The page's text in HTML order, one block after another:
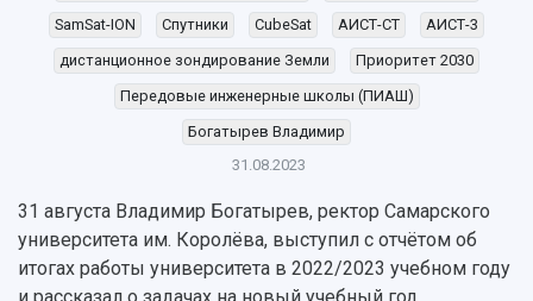
НАЗАД
Об университете
Новости
Образование
Научно-исследовательская деятельность
SamSat-ION
Спутники CubeSat АИСТ-СТ
АИСТ-3
дистанционное зондирование Земли
Приоритет 2030
Передовые инженерные школы (ПИАШ)
Богатырев Владимир
31.08.2023
31 августа Владимир Богатырев, ректор Самарского
университета им. Королёва, выступил с отчётом об
итогах работы университета в 2022/2023 учебном году